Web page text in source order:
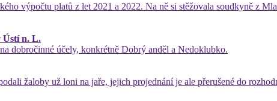
výpočtu platů z let 2021 a 2022. Na ně si stěžovala soudkyně z
Ústí n. L.
dobročinné účely, konkrétně Dobrý anděl a Nedoklubko.
žaloby už loni na jaře, jejich projednání je ale přerušené do